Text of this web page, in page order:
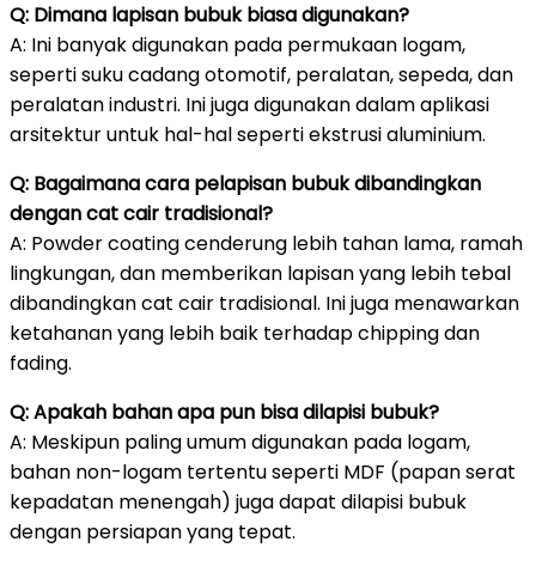
Q: Dimana lapisan bubuk biasa digunakan?
A: Ini banyak digunakan pada permukaan logam,
seperti suku cadang otomotif, peralatan, sepeda, dan
peralatan industri. Ini juga digunakan dalam aplikasi
arsitektur untuk hal-hal seperti ekstrusi aluminium.
Q: Bagaimana cara pelapisan bubuk dibandingkan
dengan cat cair tradisional?
A: Powder coating cenderung lebih tahan lama, ramah
lingkungan, dan memberikan lapisan yang lebih tebal
dibandingkan cat cair tradisional. Ini juga menawarkan
ketahanan yang lebih baik terhadap chipping dan
fading.
Q: Apakah bahan apa pun bisa dilapisi bubuk?
A: Meskipun paling umum digunakan pada logam,
bahan non-logam tertentu seperti MDF (papan serat
kepadatan menengah) juga dapat dilapisi bubuk
dengan persiapan yang tepat.